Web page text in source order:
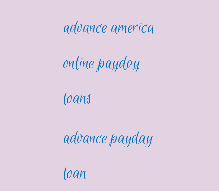
advance america
online payday
loans
advance payday
loan